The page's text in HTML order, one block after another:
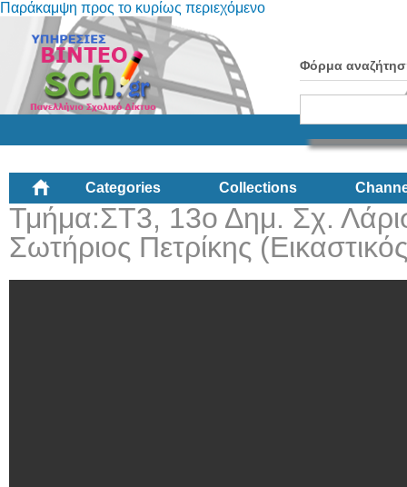
Παράκαμψη προς το κυρίως περιεχόμενο
Φόρμα
Categories Collections
Τμήμα:ΣΤ3, 13ο Δημ. Σχ.
Σωτήριος Πετρίκης